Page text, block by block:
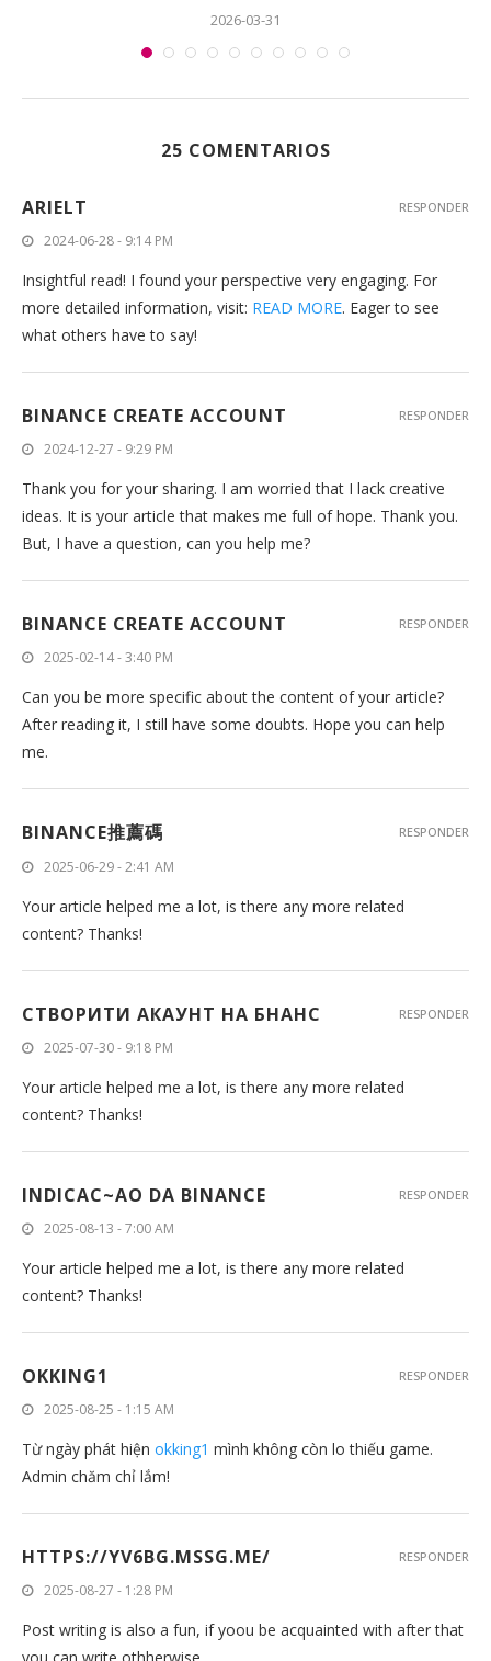
2026-03-31
25 COMENTARIOS
ARIELT
2024-06-28 - 9:14 PM
Insightful read! I found your perspective very engaging. For
more detailed information, visit: READ MORE. Eager to see
what others have to say!
RESPONDER
BINANCE CREATE ACCOUNT
2024-12-27 - 9:29 PM
Thank you for your sharing. I am worried that I lack creative
ideas. It is your article that makes me full of hope. Thank you.
But, I have a question, can you help me?
RESPONDER
BINANCE CREATE ACCOUNT
2025-02-14 - 3:40 PM
Can you be more specific about the content of your article?
After reading it, I still have some doubts. Hope you can help
me.
RESPONDER
BINANCE推薦碼
2025-06-29 - 2:41 AM
Your article helped me a lot, is there any more related
content? Thanks!
RESPONDER
СТВОРИТИ АКАУНТ НА БНАНС
2025-07-30 - 9:18 PM
Your article helped me a lot, is there any more related
content? Thanks!
RESPONDER
INDICAC~AO DA BINANCE
2025-08-13 - 7:00 AM
Your article helped me a lot, is there any more related
content? Thanks!
RESPONDER
OKKING1
2025-08-25 - 1:15 AM
Từ ngày phát hiện okking1 mình không còn lo thiếu game.
Admin chăm chỉ lắm!
RESPONDER
HTTPS://YV6BG.MSSG.ME/
2025-08-27 - 1:28 PM
Post writing is also a fun, if yoou be acquainted with after that
RESPONDER